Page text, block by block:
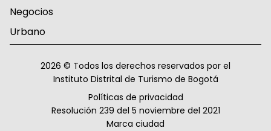
Negocios
Urbano
2026 © Todos los derechos reservados por el
Instituto Distrital de Turismo de Bogotá
Políticas de privacidad
Resolución 239 del 5 noviembre del 2021
Marca ciudad